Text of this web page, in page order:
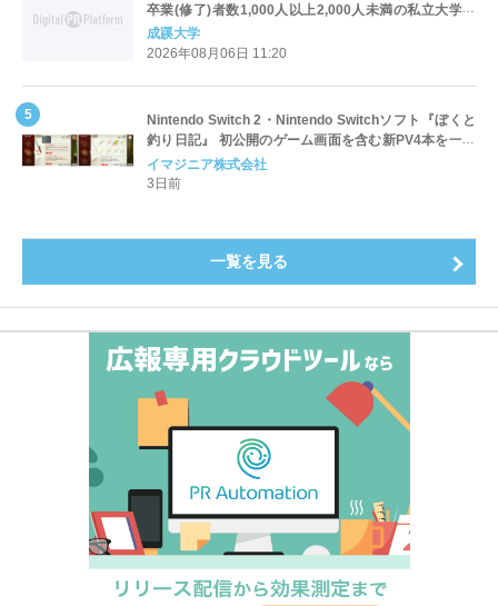
卒業(修了)者数1,000人以上2,000人未満の私立大学で
全国第1位を獲得！～実就職率は26.5%（前年比＋
4.3pt）に伸長、東京の私立大学でも10位にランクイン
成蹊大学
2026年08月06日 11:20
Nintendo Switch 2・Nintendo Switchソフト『ぼくと
釣り日記』 初公開のゲーム画面を含む新PV4本を一挙
公開！
イマジニア株式会社
3日前
一覧を見る